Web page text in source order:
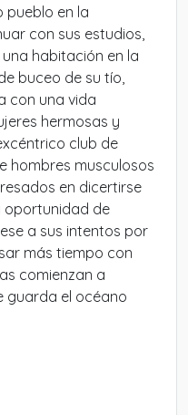
pueblo en la
con sus estudios,
habitación en la
buceo de su tío,
con una vida
hermosas y
club de
hombres musculosos
en dicertirse
oportunidad de
a sus intentos por
más tiempo con
comienzan a
guarda el océano